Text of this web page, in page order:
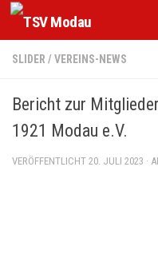
Zum Inhalt springen
SLIDER / VEREINS-NEWS
Bericht zur
1921 Modau e.V.
VERÖFFENTLICHT 20. JULI 2023 ·